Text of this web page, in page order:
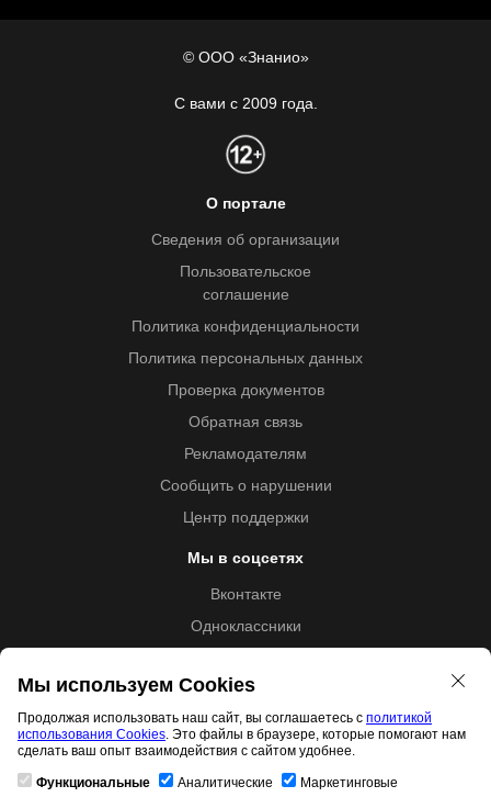
© ООО «Знанио»
С вами с 2009 года.
О портале
Сведения об организации
Пользовательское
соглашение
Политика конфиденциальности
Политика персональных данных
Проверка документов
Обратная связь
Рекламодателям
Сообщить о нарушении
Центр поддержки
Мы в соцсетях
Вконтакте
Одноклассники
Образовательная лицензия №5257 от 09.09.2020 (Л035-
01253-67/00192487)
Мы используем Cookies
Продолжая использовать наш сайт, вы соглашаетесь с политикой
использования Cookies. Это файлы в браузере, которые помогают нам
сделать ваш опыт взаимодействия с сайтом удобнее.
Функциональные Аналитические Маркетинговые